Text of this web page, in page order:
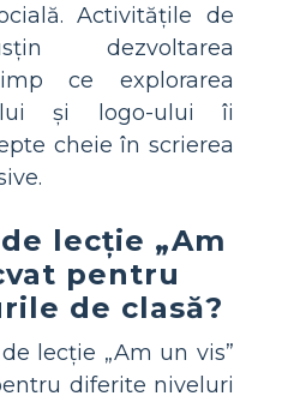
Activitățile de
dezvoltarea
ce explorarea
și logo-ului îi
cheie în scrierea
lecție „Am
pentru
de clasă?
lecție „Am un vis”
diferite niveluri